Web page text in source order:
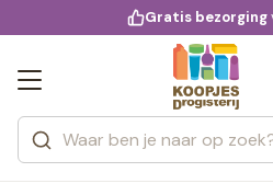
voor 20:00
Gratis bezorging
Zoeken
Categorieën
Merken